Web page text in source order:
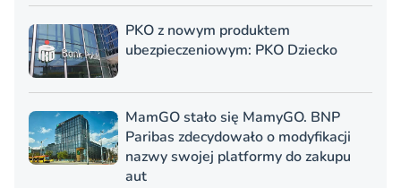
PKO z nowym produktem
ubezpieczeniowym: PKO Dziecko
MamGO stało się MamyGO. BNP
Paribas zdecydowało o modyfikacji
nazwy swojej platformy do zakupu
aut